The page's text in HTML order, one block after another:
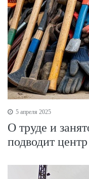
5 апреля 2025
О труде и
подводит